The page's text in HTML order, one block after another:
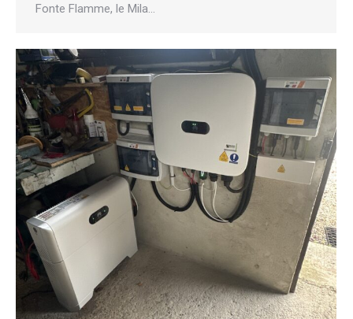
Fonte Flamme, le Mila…